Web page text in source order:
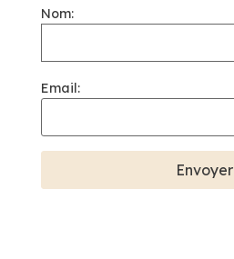
Nom:
Email: